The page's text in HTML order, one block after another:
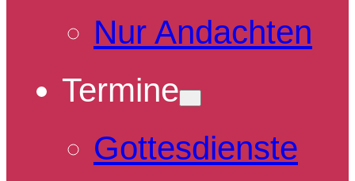
Nur Andachten
Termine
Gottesdienste